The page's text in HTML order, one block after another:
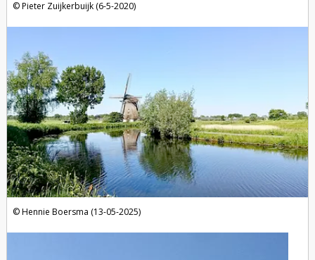
Pieter Zuijkerbuijk (6-5-2020)
Hennie Boersma (13-05-2025)